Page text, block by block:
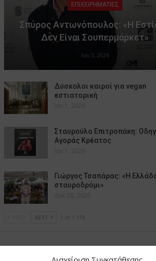
ΕΠΙΧΕΙΡΗΜΑΤΙΕΣ
Σπύρος Αντωνόπουλος: «Η
Δεν Είναι Σουπερμάρκετ»
Ιαν 3, 2026
Δύσκολοι καιροί για vegan
εστιατορική
Ιαν 1, 2026
Σταυρούλα Επιτροπάκη:
Αγοράς Κρέατος
Ιαν 1, 2026
Γιώργος Τσαπάρας: «Η
σταυροδρόμι»
Δεκ 28, 2025
NEXT 1 of 1.118